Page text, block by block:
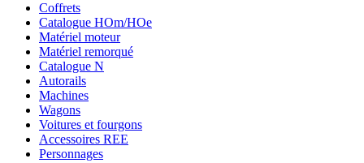
Coffrets
Catalogue HOm/HOe
Matériel moteur
Matériel remorqué
Catalogue N
Autorails
Machines
Wagons
Voitures et fourgons
Accessoires REE
Personnages